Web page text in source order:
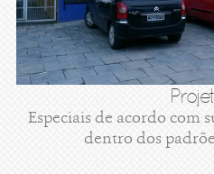
Especiais de acordo com
dentro dos